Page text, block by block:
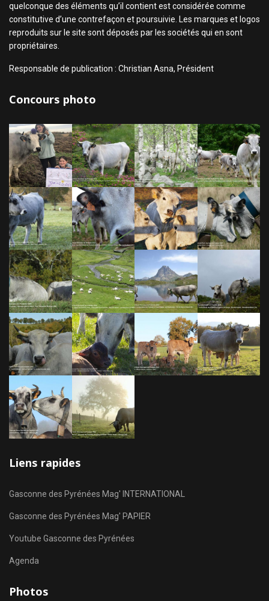
quelconque des éléments qu’il contient est considérée comme
constitutive d’une contrefaçon et poursuivie. Les marques et logos
reproduits sur le site sont déposés par les sociétés qui en sont
propriétaires.
Responsable de publication : Christian Asna, Président
Concours photo
Liens rapides
Gasconne des Pyrénées Mag' INTERNATIONAL
Gasconne des Pyrénées Mag' PAPIER
Youtube Gasconne des Pyrénées
Agenda
Photos